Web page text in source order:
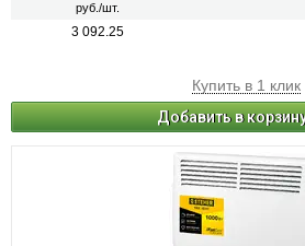
руб./шт.
3 092.25
Купить в 1 клик
Добавить в